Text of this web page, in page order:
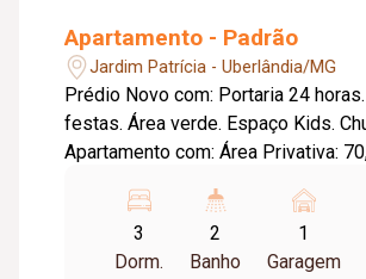
Apartamento - Padrão
Jardim Patrícia - Uberlândia/MG
Prédio Novo com: Portaria 24 horas. Salão
festas. Área verde. Espaço Kids.
Apartamento com: Área Privativa: 70,64 m2. Área
em 02 ambientes. Três quartos (01
Banheiro social. Cozinha. Lavanderia.
porcelanato. Bancadas granito.
3
Dorm.
2
Banho
1
Garagem